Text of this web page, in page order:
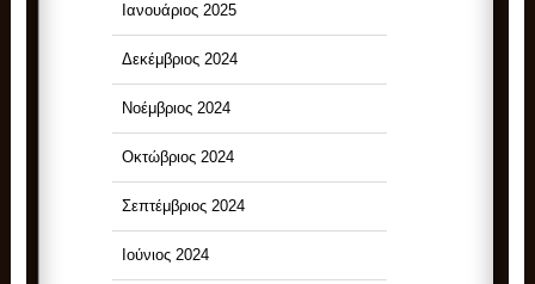
Ιανουάριος 2025
Δεκέμβριος 2024
Νοέμβριος 2024
Οκτώβριος 2024
Σεπτέμβριος 2024
Ιούνιος 2024